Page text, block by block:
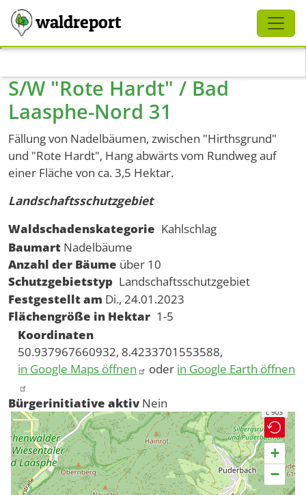
waldreport
S/W "Rote Hardt" / Bad
Laasphe-Nord 31
Fällung von Nadelbäumen, zwischen "Hirthsgrund"
und "Rote Hardt", Hang abwärts vom Rundweg auf
einer Fläche von ca. 3,5 Hektar.
Landschaftsschutzgebiet
Waldschadenskategorie Kahlschlag
Baumart Nadelbäume
Anzahl der Bäume über 10
Schutzgebietstyp Landschaftsschutzgebiet
Festgestellt am Di., 24.01.2023
Flächengröße in Hektar 1-5
Koordinaten
50.937967660932, 8.4233701553588,
in Google Maps öffnen
oder in Google Earth öffnen
Bürgerinitiative aktiv Nein
+
−
Schliessen